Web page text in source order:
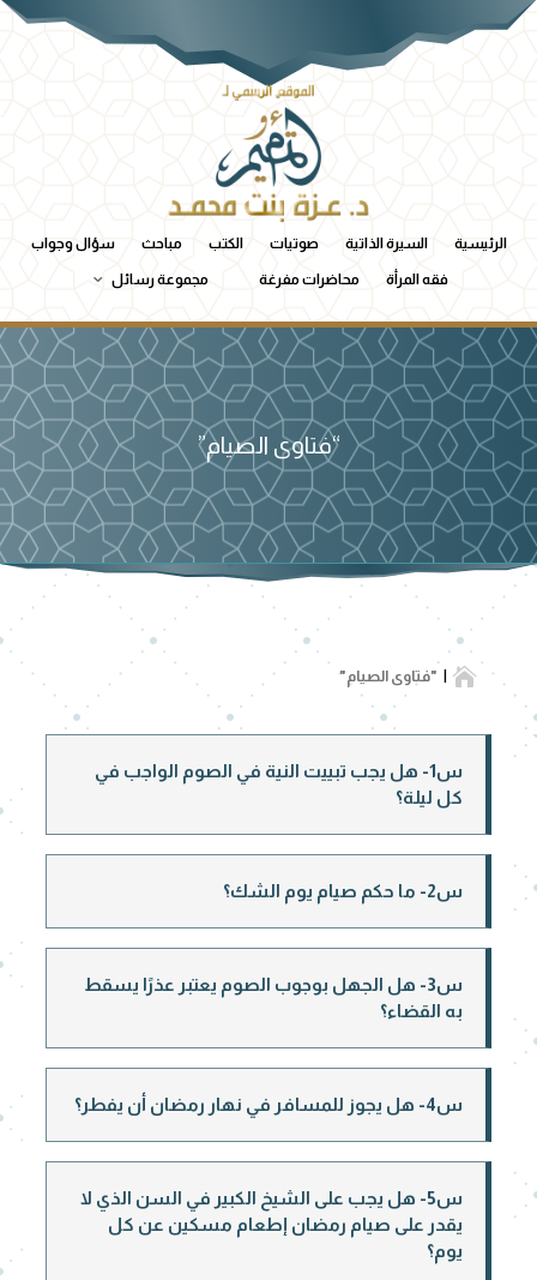
الرئيسية السيرة الذاتية صوتيات الكتب مباحث سؤال وجواب
فقه المرأة محاضرات مفرغة مجموعة رسائل
“فتاوى الصيام”
 "فتاوى الصيام"
س1- هل يجب تبييت النية في الصوم الواجب في
كل ليلة؟
س2- ما حكم صيام يوم الشك؟
س3- هل الجهل بوجوب الصوم يعتبر عذرًا يسقط
به القضاء؟
س4- هل يجوز للمسافر في نهار رمضان أن يفطر؟
س5- هل يجب على الشيخ الكبير في السن الذي لا
يقدر على صيام رمضان إطعام مسكين عن كل
يوم؟